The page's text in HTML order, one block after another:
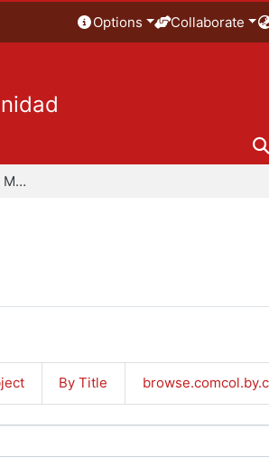
Options Collaborate
Ciencias e Ingeniería de Materiales
By Title